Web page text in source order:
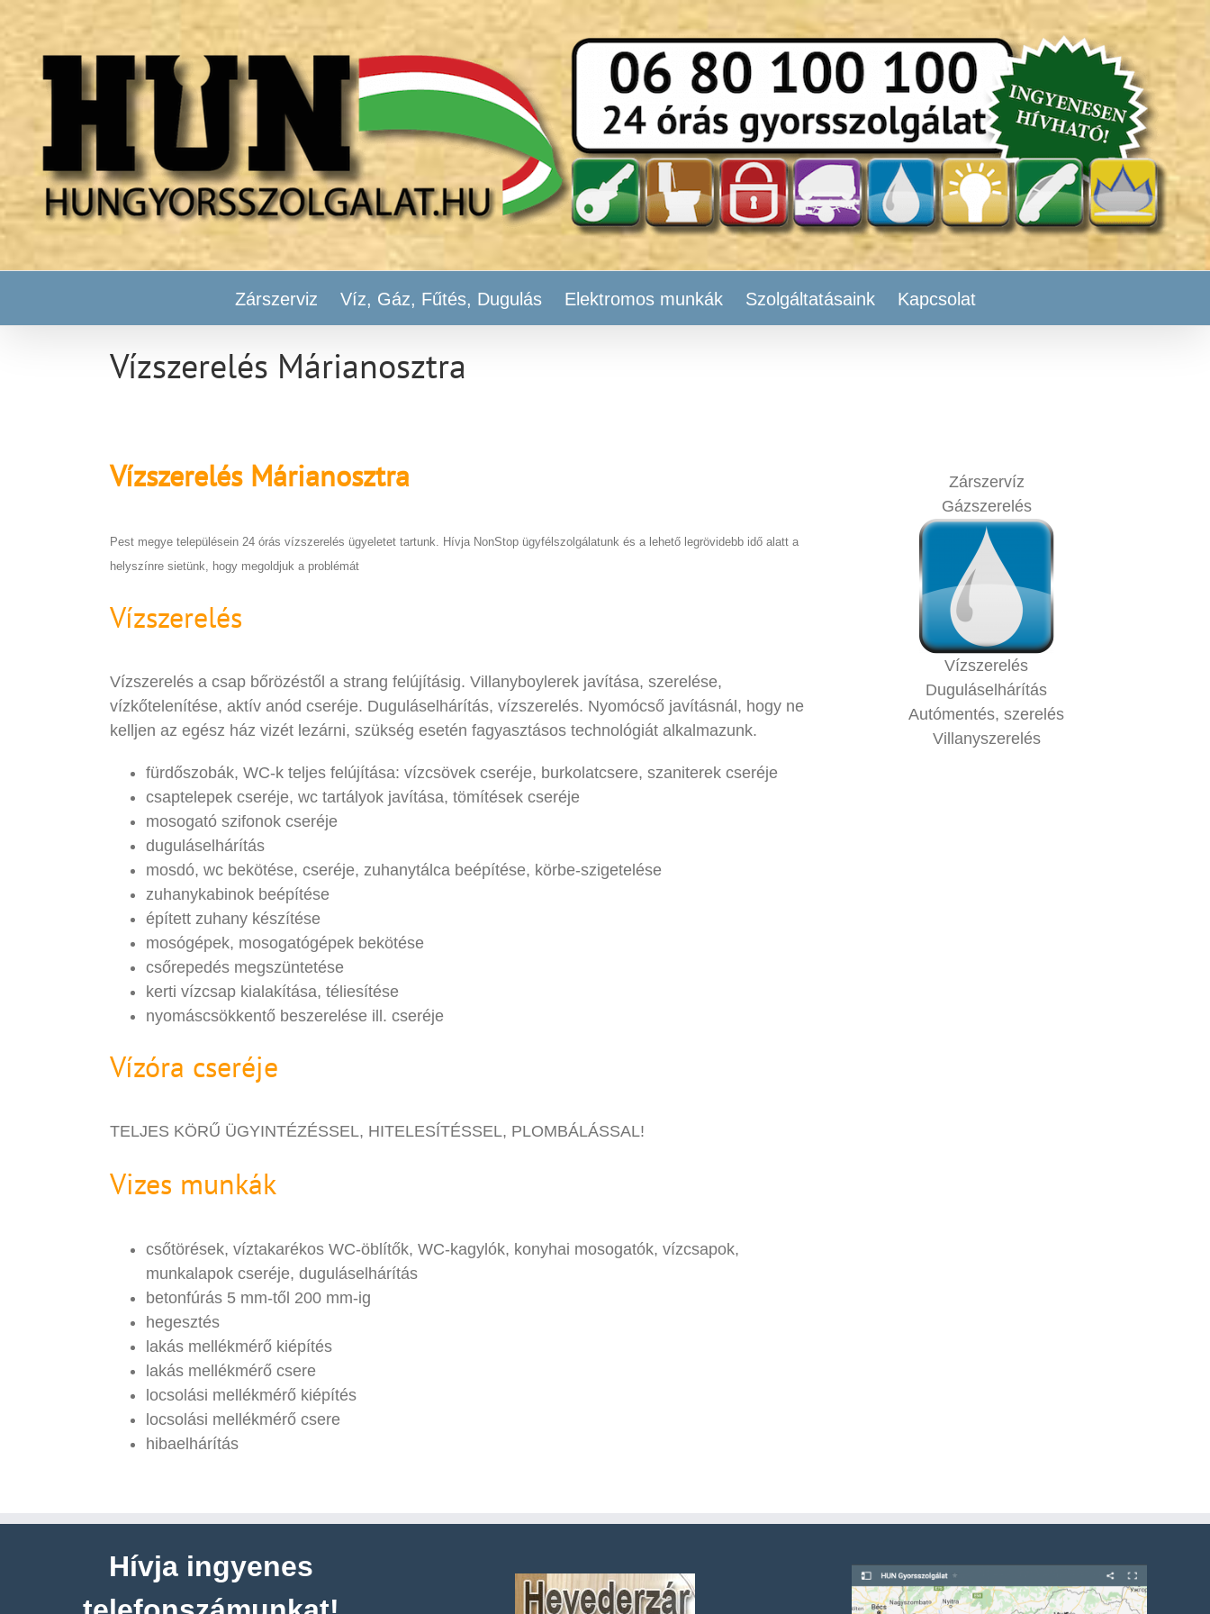
Kihagyás
Zárszerviz Víz, Gáz, Fűtés, Dugulás Elektromos munkák Szolgáltatásaink Kapcsolat
Vízszerelés Márianosztra
Vízszerelés Márianosztra
Pest megye településein 24 órás vízszerelés ügyeletet tartunk. Hívja NonStop ügyfélszolgálatunk és a lehető legrövidebb idő alatt a
helyszínre sietünk, hogy megoldjuk a problémát
Vízszerelés
Vízszerelés a csap bőrözéstől a strang felújításig. Villanyboylerek javítása, szerelése,
vízkőtelenítése, aktív anód cseréje. Duguláselhárítás, vízszerelés. Nyomócső javításnál, hogy ne
kelljen az egész ház vizét lezárni, szükség esetén fagyasztásos technológiát alkalmazunk.
fürdőszobák, WC-k teljes felújítása: vízcsövek cseréje, burkolatcsere, szaniterek cseréje
csaptelepek cseréje, wc tartályok javítása, tömítések cseréje
mosogató szifonok cseréje
duguláselhárítás
mosdó, wc bekötése, cseréje, zuhanytálca beépítése, körbe-szigetelése
zuhanykabinok beépítése
épített zuhany készítése
mosógépek, mosogatógépek bekötése
csőrepedés megszüntetése
kerti vízcsap kialakítása, téliesítése
nyomáscsökkentő beszerelése ill. cseréje
Vízóra cseréje
TELJES KÖRŰ ÜGYINTÉZÉSSEL, HITELESÍTÉSSEL, PLOMBÁLÁSSAL!
Vizes munkák
csőtörések, víztakarékos WC-öblítők, WC-kagylók, konyhai mosogatók, vízcsapok,
munkalapok cseréje, duguláselhárítás
betonfúrás 5 mm-től 200 mm-ig
hegesztés
lakás mellékmérő kiépítés
lakás mellékmérő csere
locsolási mellékmérő kiépítés
locsolási mellékmérő csere
hibaelhárítás
Zárszervíz
Gázszerelés
Vízszerelés
Duguláselhárítás
Autómentés, szerelés
Villanyszerelés
Hívja ingyenes